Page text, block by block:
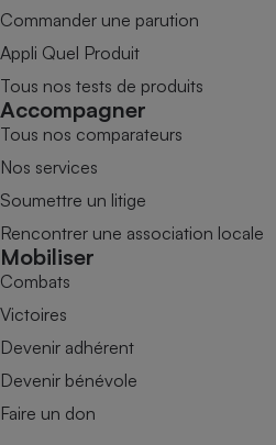
Commander une parution
Appli Quel Produit
Tous nos tests de produits
Accompagner
Tous nos comparateurs
Nos services
Soumettre un litige
Rencontrer une association locale
Mobiliser
Combats
Victoires
Devenir adhérent
Devenir bénévole
Faire un don